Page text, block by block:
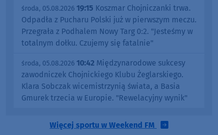
środa, 05.08.2026 19:15 Koszmar Chojniczanki trwa.
Odpadła z Pucharu Polski już w pierwszym meczu.
Przegrała z Podhalem Nowy Targ 0:2. "Jesteśmy w
totalnym dołku. Czujemy się fatalnie"
środa, 05.08.2026 10:42 Międzynarodowe sukcesy
zawodniczek Chojnickiego Klubu Żeglarskiego.
Klara Sobczak wicemistrzynią świata, a Basia
Gmurek trzecia w Europie. "Rewelacyjny wynik"
Więcej sportu w Weekend FM